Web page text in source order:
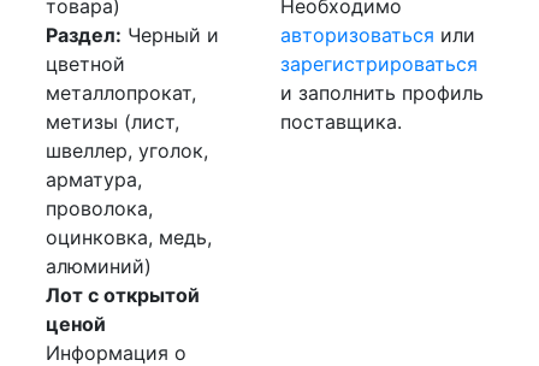
товара)
Раздел: Черный и
цветной
металлопрокат,
метизы (лист,
швеллер, уголок,
арматура,
проволока,
оцинковка, медь,
алюминий)
Лот с открытой
ценой
Информация о
Необходимо
авторизоваться или
зарегистрироваться
и заполнить профиль
поставщика.